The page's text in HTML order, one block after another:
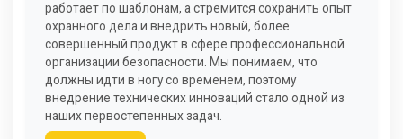
работает по шаблонам, а стремится сохранить опыт
охранного дела и внедрить новый, более
совершенный продукт в сфере профессиональной
организации безопасности. Мы понимаем, что
должны идти в ногу со временем, поэтому
внедрение технических инноваций стало одной из
наших первостепенных задач.